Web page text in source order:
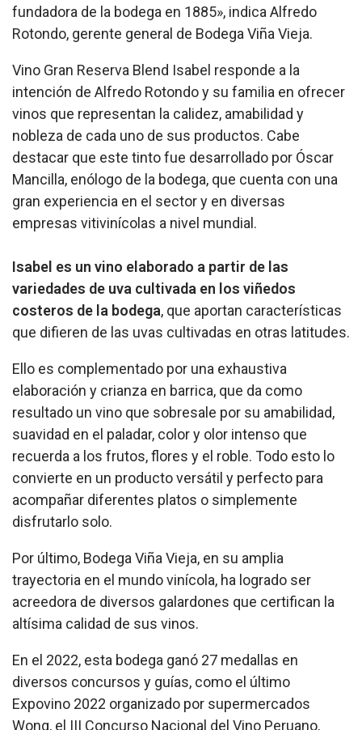
fundadora de la bodega en 1885», indica Alfredo
Rotondo, gerente general de Bodega Viña Vieja.
Vino Gran Reserva Blend Isabel responde a la
intención de Alfredo Rotondo y su familia en ofrecer
vinos que representan la calidez, amabilidad y
nobleza de cada uno de sus productos. Cabe
destacar que este tinto fue desarrollado por Óscar
Mancilla, enólogo de la bodega, que cuenta con una
gran experiencia en el sector y en diversas
empresas vitivinícolas a nivel mundial.
Isabel es un vino elaborado a partir de las
variedades de uva cultivada en los viñedos
costeros de la bodega, que aportan características
que difieren de las uvas cultivadas en otras latitudes.
Ello es complementado por una exhaustiva
elaboración y crianza en barrica, que da como
resultado un vino que sobresale por su amabilidad,
suavidad en el paladar, color y olor intenso que
recuerda a los frutos, flores y el roble. Todo esto lo
convierte en un producto versátil y perfecto para
acompañar diferentes platos o simplemente
disfrutarlo solo.
Por último, Bodega Viña Vieja, en su amplia
trayectoria en el mundo vinícola, ha logrado ser
acreedora de diversos galardones que certifican la
altísima calidad de sus vinos.
En el 2022, esta bodega ganó 27 medallas en
diversos concursos y guías, como el último
Expovino 2022 organizado por supermercados
Wong, el III Concurso Nacional del Vino Peruano,